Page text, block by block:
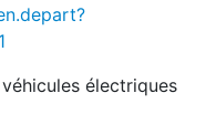
électriques